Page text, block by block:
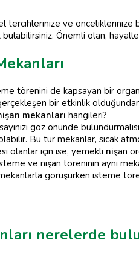
tercihlerinize ve önceliklerinize
Önemli olan,
törenini de kapsayan bir
bir etkinlik
mekanları hangileri?
göz önünde
Bu tür mekanlar, sıcak
olanlar için ise, yemekli nişan
ve nişan töreninin aynı
görüşürken isteme
nerelerde